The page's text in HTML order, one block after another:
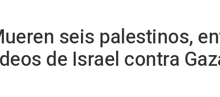
seis palestinos,
de Israel contra